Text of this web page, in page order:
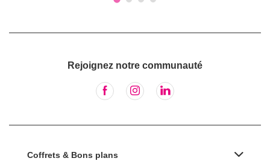
Rejoignez notre communauté
Coffrets & Bons plans